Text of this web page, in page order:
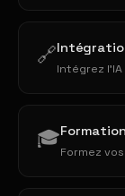
🔗
Intégrez
🎓
Formez